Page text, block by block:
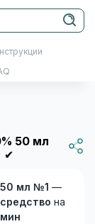
50 мл
✔
мл №1 —
на